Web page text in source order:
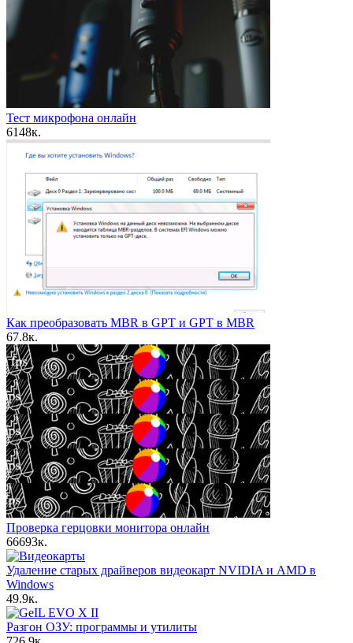
Тест микрофона онлайн
6148к.
Как преобразовать MBR в GPT и GPT в MBR
67.8к.
Проверка герцовки монитора онлайн
66693к.
Удаление старых драйверов видеокарт NVIDIA и AMD в
Windows
49.9к.
Разгон ОЗУ: программы и утилиты